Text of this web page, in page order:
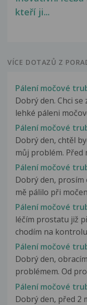
kteří ji...
VÍCE DOTAZŮ Z
Pálení močové
Dobrý den. Chci
lehké páleni
Pálení močové
Dobrý den, chtěl
můj problém. Před
Pálení močové
Dobrý den, prosím
mě pálilo při
Pálení močové
léčím prostatu již
chodím na
Pálení močové
Dobrý den,
problémem. Od
Pálení močové
Dobrý den, před 2